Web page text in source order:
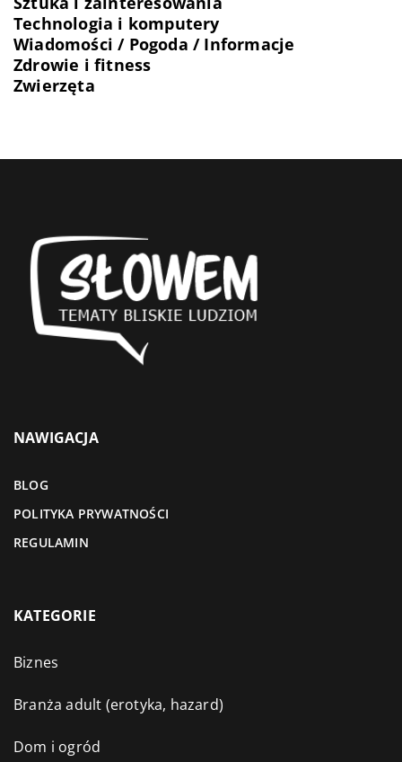
Technologia i komputery
Wiadomości / Pogoda / Informacje
Zdrowie i fitness
Zwierzęta
NAWIGACJA
BLOG
POLITYKA PRYWATNOŚCI
REGULAMIN
KATEGORIE
Biznes
Branża adult (erotyka, hazard)
Dom i ogród